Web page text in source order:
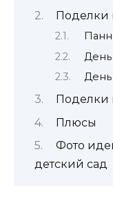
Поделки
Поделки
Плюсы
Фото
детский сад